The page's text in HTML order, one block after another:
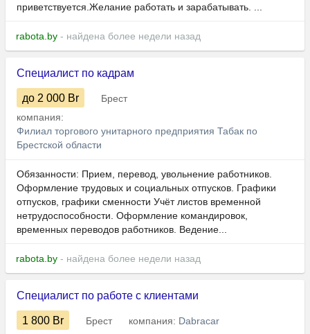
приветствуется.Желание работать и зарабатывать. ...
rabota.by - найдена более недели назад
Специалист по кадрам
до 2 000 Br
Брест
компания:
Филиал торгового унитарного предприятия Табак по
Брестской области
Обязанности: Прием, перевод, увольнение работников.
Оформление трудовых и социальных отпусков. Графики
отпусков, графики сменности Учёт листов временной
нетрудоспособности. Оформление командировок,
временных переводов работников. Ведение...
rabota.by - найдена более недели назад
Специалист по работе с клиентами
1 800 Br Брест компания: Dabracar